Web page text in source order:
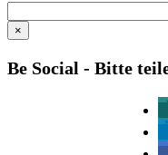
×
Be Social - Bitte